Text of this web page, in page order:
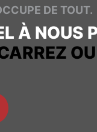
DE TOUT.
À NOUS